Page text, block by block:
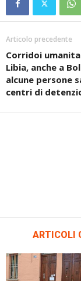
Articolo precedente
Corridoi
Libia, anche a
alcune persone
centri di
ARTICOLI